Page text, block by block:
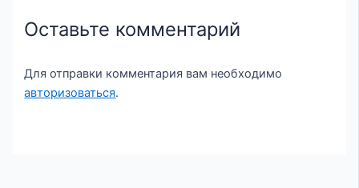
Оставьте комментарий
Для отправки комментария вам необходимо
авторизоваться.